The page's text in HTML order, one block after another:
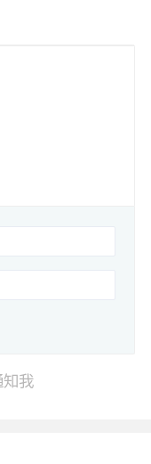
知我